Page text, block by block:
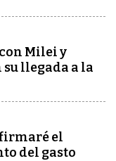
Milei y
llegada a la
el
del gasto